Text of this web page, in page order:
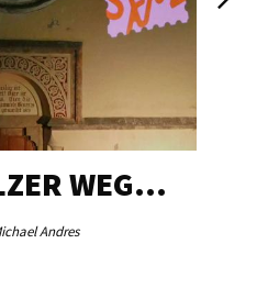
WEG…
Andres